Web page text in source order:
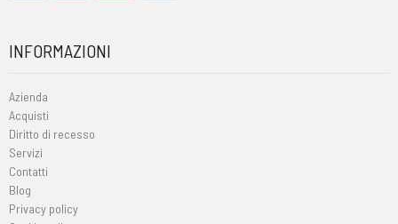
INFORMAZIONI
Azienda
Acquisti
Diritto di recesso
Servizi
Contatti
Blog
Privacy policy